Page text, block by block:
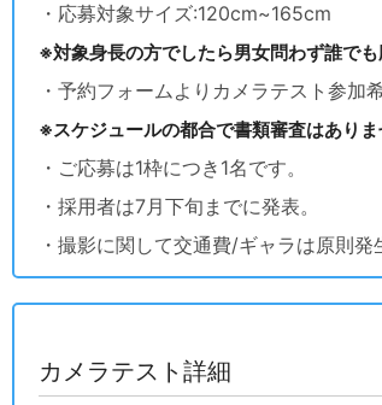
・応募対象サイズ:120cm~165cm
※対象身長の方でしたら男女問わず誰でも
・予約フォームよりカメラテスト参加
※スケジュールの都合で書類審査はありま
・ご応募は1枠につき1名です。
・採用者は7月下旬までに発表。
・撮影に関して交通費/ギャラは原則発
カメラテスト詳細